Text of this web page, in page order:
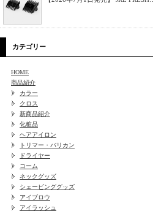
カテゴリー
HOME
商品紹介
カラー
クロス
新商品紹介
化粧品
ヘアアイロン
トリマー・バリカン
ドライヤー
コーム
ネックグッズ
シェービンググッズ
アイブロウ
アイラッシュ